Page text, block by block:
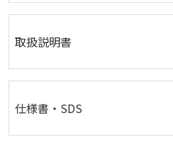
取扱説明書
仕様書・SDS